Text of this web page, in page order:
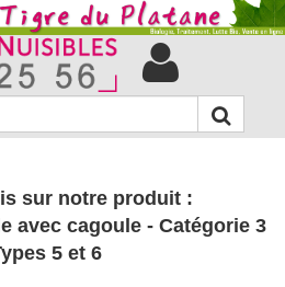
sur notre produit :
avec cagoule - Catégorie 3
5 et 6